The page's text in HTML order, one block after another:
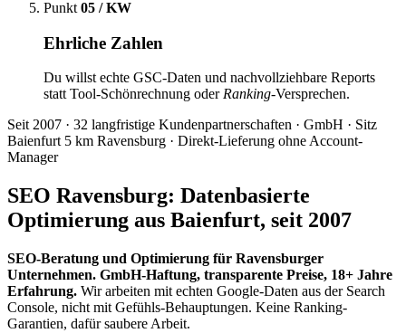
Punkt 05 / KW
Ehrliche Zahlen
Du willst echte GSC-Daten und nachvollziehbare Reports
statt Tool-Schönrechnung oderRanking-Versprechen.
Seit 2007 · 32 langfristige Kundenpartnerschaften · GmbH · Sitz
Baienfurt 5 km Ravensburg · Direkt-Lieferung ohne Account-
Manager
SEO Ravensburg: Datenbasierte
Optimierung aus Baienfurt, seit 2007
SEO-Beratung und Optimierung für Ravensburger
Unternehmen. GmbH-Haftung, transparente Preise, 18+ Jahre
Erfahrung. Wir arbeiten mit echten Google-Daten aus der Search
Console, nicht mit Gefühls-Behauptungen. Keine Ranking-
Garantien, dafür saubere Arbeit.